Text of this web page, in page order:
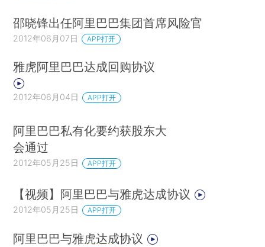
邵晓锋出任阿里巴巴集团首席风险官
2012年06月07日 APP打开
雅虎阿里巴巴达成回购协议
2012年06月04日 APP打开
阿里巴巴私有化要约获股东大
会通过
2012年05月25日 APP打开
【视频】阿里巴巴与雅虎达成协议
2012年05月25日 APP打开
阿里巴巴与雅虎达成协议